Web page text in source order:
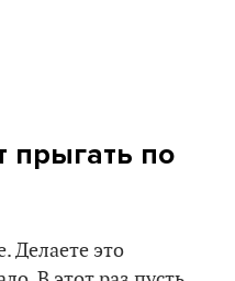
прыгать по
Делаете это